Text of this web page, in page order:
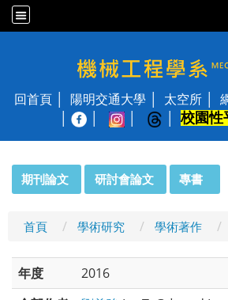
國立陽明交通大學 機
回首頁 陽明交通大學 太空所
校園性
期刊論文 研討會論文 專書
首頁 學術研究 學術著作
年度
2016